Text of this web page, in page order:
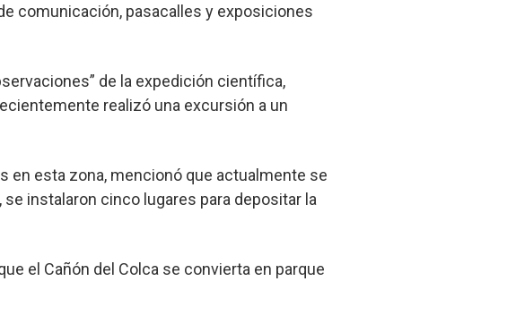
comunicación, pasacalles y exposiciones
de la expedición científica,
realizó una excursión a un
en esta zona, mencionó que actualmente se
instalaron cinco lugares para depositar la
el Cañón del Colca se convierta en parque